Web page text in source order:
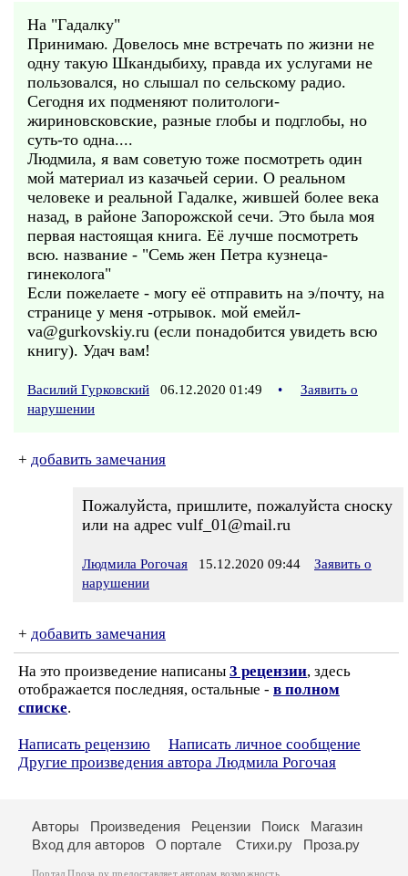
На "Гадалку"
Принимаю. Довелось мне встречать по жизни не
одну такую Шкандыбиху, правда их услугами не
пользовался, но слышал по сельскому радио.
Сегодня их подменяют политологи-
жириновсковские, разные глобы и подглобы, но
суть-то одна....
Людмила, я вам советую тоже посмотреть один
мой материал из казачьей серии. О реальном
человеке и реальной Гадалке, жившей более века
назад, в районе Запорожской сечи. Это была моя
первая настоящая книга. Её лучше посмотреть
всю. название - "Семь жен Петра кузнеца-
гинеколога"
Если пожелаете - могу её отправить на э/почту, на
странице у меня -отрывок. мой емейл-
va@gurkovskiy.ru (если понадобится увидеть всю
книгу). Удач вам!
Василий Гурковский 06.12.2020 01:49 •
Заявить о
нарушении
+ добавить замечания
Пожалуйста, пришлите, пожалуйста сноску
или на адрес vulf_01@mail.ru
Людмила Рогочая 15.12.2020 09:44
Заявить о
нарушении
+ добавить замечания
На это произведение написаны 3 рецензии, здесь
отображается последняя, остальные - в полном
списке.
Написать рецензию
Написать личное сообщение
Другие произведения автора Людмила Рогочая
Авторы Произведения Рецензии Поиск
Магазин
Вход для авторов
О портале Стихи.ру Проза.ру
Портал Проза.ру предоставляет авторам возможность